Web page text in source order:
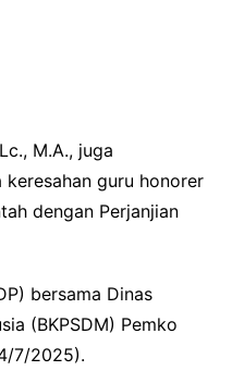
M.A., juga
guru honorer
dengan Perjanjian
bersama Dinas
(BKPSDM) Pemko
7/2025).